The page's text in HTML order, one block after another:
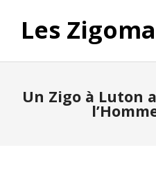
Les
Un Zigo à Luton